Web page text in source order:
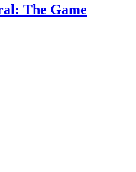
The Game